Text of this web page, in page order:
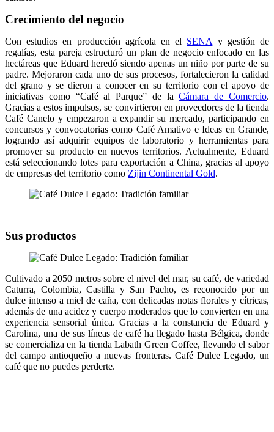
Crecimiento del negocio
Con estudios en producción agrícola en el SENA y gestión de
regalías, esta pareja estructuró un plan de negocio enfocado en las
hectáreas que Eduard heredó siendo apenas un niño por parte de su
padre. Mejoraron cada uno de sus procesos, fortalecieron la calidad
del grano y se dieron a conocer en su territorio con el apoyo de
iniciativas como “Café al Parque” de laCámara de Comercio.
Gracias a estos impulsos, se convirtieron en proveedores de la tienda
Café Canelo y empezaron a expandir su mercado, participando en
concursos y convocatorias como Café Amativo e Ideas en Grande,
logrando así adquirir equipos de laboratorio y herramientas para
promover su producto en nuevos territorios. Actualmente, Eduard
está seleccionando lotes para exportación a China, gracias al apoyo
de empresas del territorio como Zijin Continental Gold.
Sus productos
Cultivado a 2050 metros sobre el nivel del mar, su café, de variedad
Caturra, Colombia, Castilla y San Pacho, es reconocido por un
dulce intenso a miel de caña, con delicadas notas florales y cítricas,
además de una acidez y cuerpo moderados que lo convierten en una
experiencia sensorial única. Gracias a la constancia de Eduard y
Carolina, una de sus líneas de café ha llegado hasta Bélgica, donde
se comercializa en la tienda Labath Green Coffee, llevando el sabor
del campo antioqueño a nuevas fronteras. Café Dulce Legado, un
café que no puedes perderte.